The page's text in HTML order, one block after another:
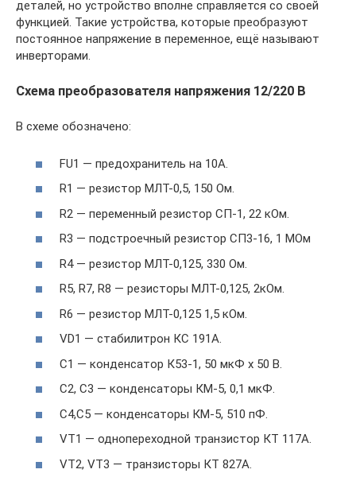
деталей, но устройство вполне справляется со своей
функцией. Такие устройства, которые преобразуют
постоянное напряжение в переменное, ещё называют
инверторами.
Схема преобразователя напряжения 12/220 В
В схеме обозначено:
FU1 — предохранитель на 10А.
R1 — резистор МЛТ-0,5, 150 Ом.
R2 — переменный резистор СП-1, 22 кОм.
R3 — подстроечный резистор СП3-16, 1 МОм
R4 — резистор МЛТ-0,125, 330 Ом.
R5, R7, R8 — резисторы МЛТ-0,125, 2кОм.
R6 — резистор МЛТ-0,125 1,5 кОм.
VD1 — стабилитрон КС 191А.
C1 — конденсатор К53-1, 50 мкФ х 50 В.
С2, С3 — конденсаторы КМ-5, 0,1 мкФ.
С4,С5 — конденсаторы КМ-5, 510 пФ.
VT1 — однопереходной транзистор КТ 117А.
VT2, VT3 — транзисторы КТ 827А.